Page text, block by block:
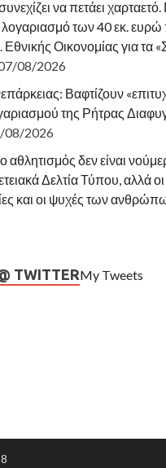
να πετάει χαρταετό.
των 40 εκ.
Οικονομίας για τα
08/2026
Βαφτίζουν
της Ρήτρας
08/2026
αθλητισμός δεν είναι
Δελτία Τύπου, αλλά οι
και οι ψυχές των
TWITTERMy Tweets